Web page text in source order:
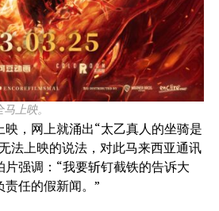
上映。
，网上就涌出“太乙真人的坐骑是
法上映的说法，对此马来西亚通讯
强调：“我要斩钉截铁的告诉大
任的假新闻。”